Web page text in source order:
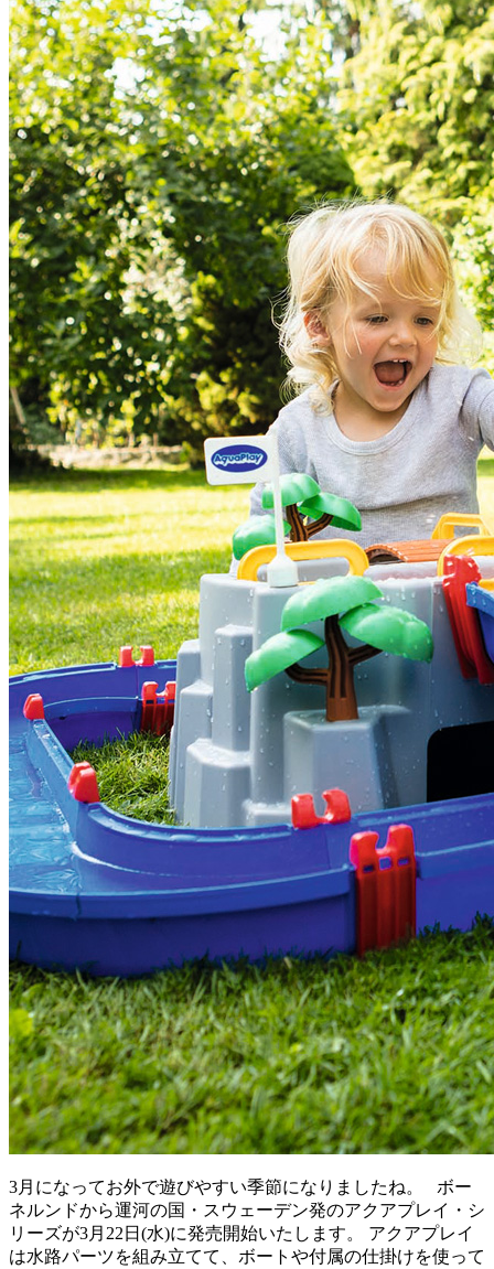
3月になってお外で遊びやすい季節になりましたね。 ボー
ネルンドから運河の国・スウェーデン発のアクアプレイ・シ
リーズが3月22日(水)に発売開始いたします。 アクアプレイ
は水路パーツを組み立てて、ボートや付属の仕掛けを使って